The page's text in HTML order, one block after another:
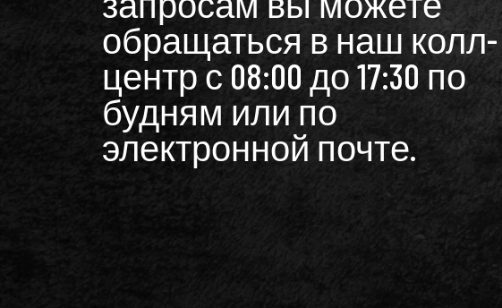
обращаться в наш колл-
центр с 08:00 до 17:30 по
будням или по
электронной почте.